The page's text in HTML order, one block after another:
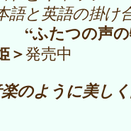
語と英語の掛け
“ふたつの声
＞発売中
のように美し